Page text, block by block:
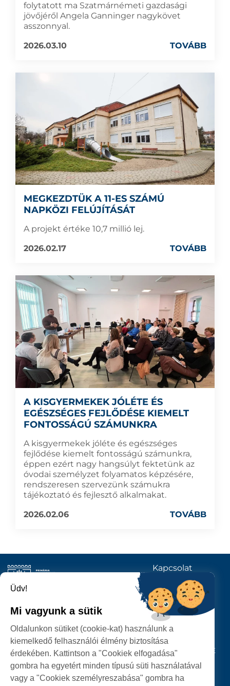
folytatott ma Szatmárnémeti gazdasági
jövőjéről Angela Ganninger nagykövet
asszonnyal.
2026.03.10
TOVÁBB
MEGKEZDTÜK A 11-ES SZÁMÚ
NAPKÖZI FELÚJÍTÁSÁT
A projekt értéke 10,7 millió lej.
2026.02.17
TOVÁBB
A KISGYERMEKEK JÓLÉTE ÉS
EGÉSZSÉGES FEJLŐDÉSE KIEMELT
FONTOSSÁGÚ SZÁMUNKRA
A kisgyermekek jóléte és egészséges
fejlődése kiemelt fontosságú számunkra,
éppen ezért nagy hangsúlyt fektetünk az
óvodai személyzet folyamatos képzésére,
rendszeresen szervezünk számukra
tájékoztató és fejlesztő alkalmakat.
2026.02.06
TOVÁBB
SZEMÉLYES ADATOK VÉDELME
SZATMÁRNÉMETI
POLGÁRMESTERI HIVATAL
P-ȚA 25 OCTOMBRIE, NR. 1 CORP M, 440026 SATU MARE
Kapcsolat
KÖVESSENEK
Üdv!
Mi vagyunk a sütik
Oldalunkon sütiket (cookie-kat) használunk a
kiemelkedő felhasználói élmény biztosítása
érdekében. Kattintson a "Cookiek elfogadása"
gombra ha egyetért minden típusú süti használatával
vagy a "Cookiek személyreszabása" gombra ha